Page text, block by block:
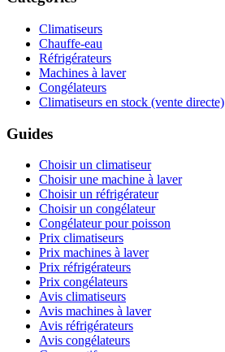
Climatiseurs
Chauffe-eau
Réfrigérateurs
Machines à laver
Congélateurs
Climatiseurs en stock (vente directe)
Guides
Choisir un climatiseur
Choisir une machine à laver
Choisir un réfrigérateur
Choisir un congélateur
Congélateur pour poisson
Prix climatiseurs
Prix machines à laver
Prix réfrigérateurs
Prix congélateurs
Avis climatiseurs
Avis machines à laver
Avis réfrigérateurs
Avis congélateurs